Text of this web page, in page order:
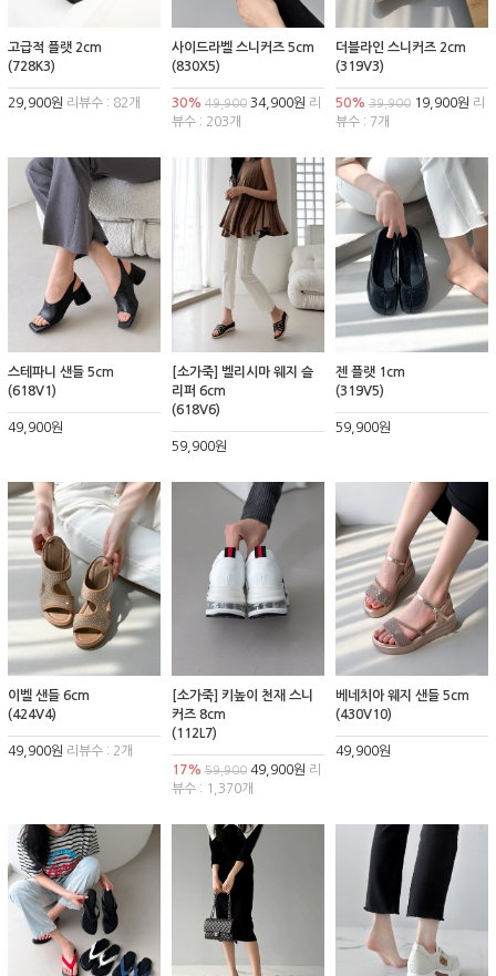
고급적 플랫 2cm
(728K3)
29,900원 리뷰수 : 82개
사이드라벨 스니커즈 5cm
(830X5)
30% 49,90034,900원 리
뷰수 : 203개
더블라인 스니커즈 2cm
(319V3)
50% 39,90019,900원 리
뷰수 : 7개
스테파니 샌들 5cm
(618V1)
49,900원
[소가죽] 벨리시마 웨지 슬
리퍼 6cm
(618V6)
59,900원
젠 플랫 1cm
(319V5)
59,900원
이벨 샌들 6cm
(424V4)
49,900원 리뷰수 : 2개
[소가죽] 키높이 천재 스니
커즈 8cm
(112L7)
17% 59,90049,900원 리
뷰수 : 1,370개
베네치아 웨지 샌들 5cm
(430V10)
49,900원